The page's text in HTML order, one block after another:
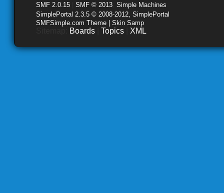
SMF 2.0.15 SMF © 2013 Simple Machines
SimplePortal 2.3.5 © 2008-2012, SimplePortal
SMFSimple.com Theme | Skin Samp
Boards Topics XML